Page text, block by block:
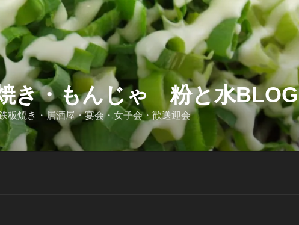
き・もんじゃ 粉と水BLOG
板焼き・居酒屋・宴会・女子会・歓送迎会